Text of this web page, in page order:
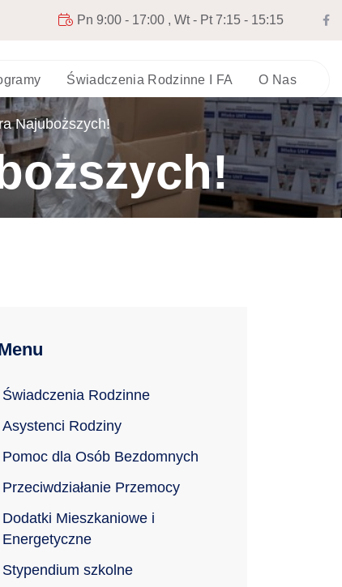
Pn 9:00 - 17:00 , Wt - Pt 7:15 - 15:15
Świadczenia Rodzinne I FA O Nas
Najuboższych!
Świadczenia Rodzinne
Asystenci Rodziny
Pomoc dla Osób Bezdomnych
Przeciwdziałanie Przemocy
Dodatki Mieszkaniowe i
Energetyczne
Stypendium szkolne